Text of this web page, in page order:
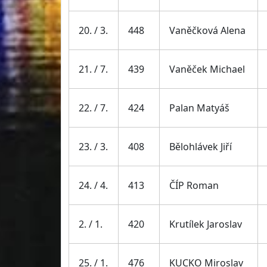
20. / 3. 448 Vaněčková Alena
21. / 7. 439 Vaněček Michael
22. / 7. 424 Palan Matyáš
23. / 3. 408 Bělohlávek Jiří
24. / 4. 413 ČÍP Roman
2. / 1. 420 Krutílek Jaroslav
25. / 1. 476 KUCKO Miroslav